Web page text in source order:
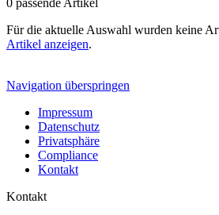
Für die aktuelle Auswahl wurden keine
Artikel anzeigen.
Navigation überspringen
Impressum
Datenschutz
Privatsphäre
Compliance
Kontakt
Kontakt